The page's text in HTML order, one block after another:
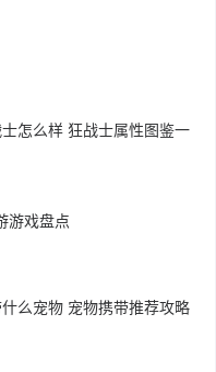
怎么样 狂战士属性图鉴一
游戏盘点
么宠物 宠物携带推荐攻略